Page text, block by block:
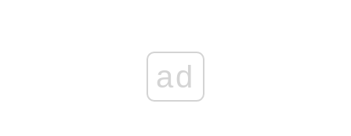
ad